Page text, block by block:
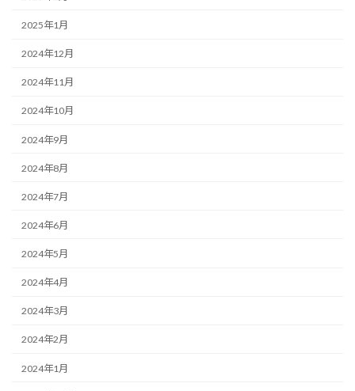
2025年1月
2024年12月
2024年11月
2024年10月
2024年9月
2024年8月
2024年7月
2024年6月
2024年5月
2024年4月
2024年3月
2024年2月
2024年1月